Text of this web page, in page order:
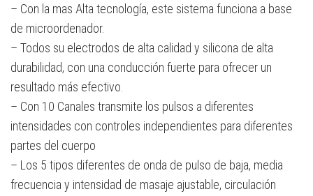
– Con la mas Alta tecnología, este sistema funciona a base
de microordenador.
– Todos su electrodos de alta calidad y silicona de alta
durabilidad, con una conducción fuerte para ofrecer un
resultado más efectivo.
– Con 10 Canales transmite los pulsos a diferentes
intensidades con controles independientes para diferentes
partes del cuerpo
– Los 5 tipos diferentes de onda de pulso de baja, media
frecuencia y intensidad de masaje ajustable, circulación